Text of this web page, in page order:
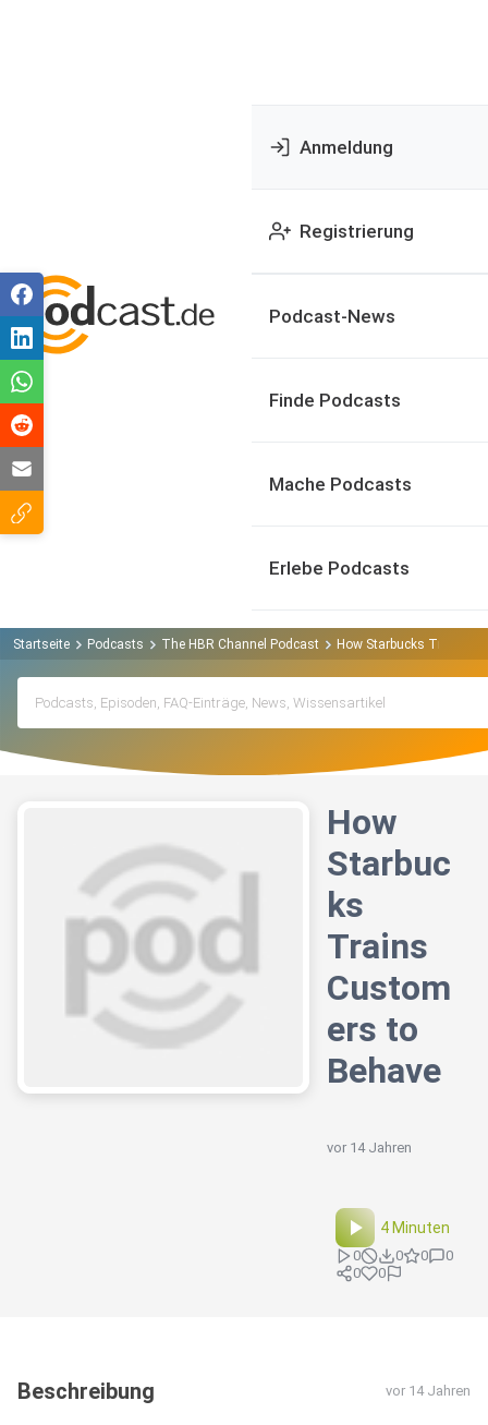
Anmeldung
Registrierung
Podcast-News
Finde Podcasts
Mache Podcasts
Erlebe Podcasts
Startseite Podcasts The HBR Channel Podcast How Starbucks Trains
How
Starbuc
ks
Trains
Custom
ers to
Behave
vor 14 Jahren
4 Minuten
0 0 0
0
0
0
Beschreibung vor 14 Jahren